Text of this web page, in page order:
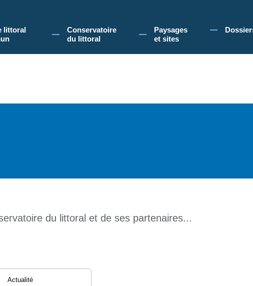
site du Conservatoire du littoral, vous acceptez l'utilisation de cookies pour vous
littoral
Conservatoire
du littoral
Paysages
et sites
du littoral et de ses partenaires...